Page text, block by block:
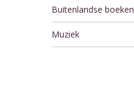
Buitenlandse boeken
Muziek